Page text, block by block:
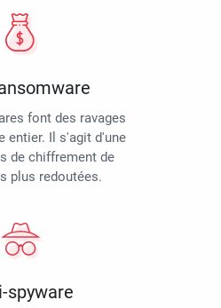
font des ravages
entier. Il s'agit d'une
de chiffrement de
plus redoutées.
spyware